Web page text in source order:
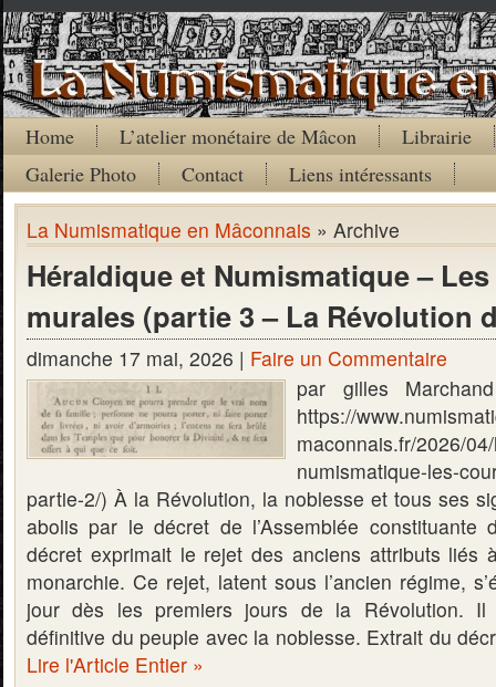
Home L’atelier monétaire de Mâcon
Librairie
Galerie Photo
Contact Liens intéressants
La Numismatique en Mâconnais » Archive
Héraldique et Numismatique –
murales (partie 3 – La Révolution
dimanche 17 mai, 2026 | Faire un Commentaire
par gilles
https://
maconnais.fr/2026/
numismatique-les-
partie-2/) À la Révolution, la noblesse et tous ses
abolis par le décret de l’Assemblée
décret exprimait le rejet des anciens attributs liés
monarchie. Ce rejet, latent sous l’ancien régime,
jour dès les premiers jours de la Révolution. Il
définitive du peuple avec la noblesse. Extrait du
Lire l'Article Entier »